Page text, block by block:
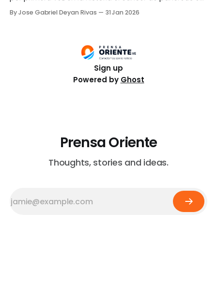
que podría ayudar a erradicar la enfermedad en
By Jose Gabriel Deyan Rivas 31 Jan 2026
Sign up
Powered by Ghost
Prensa Oriente
Thoughts, stories and ideas.